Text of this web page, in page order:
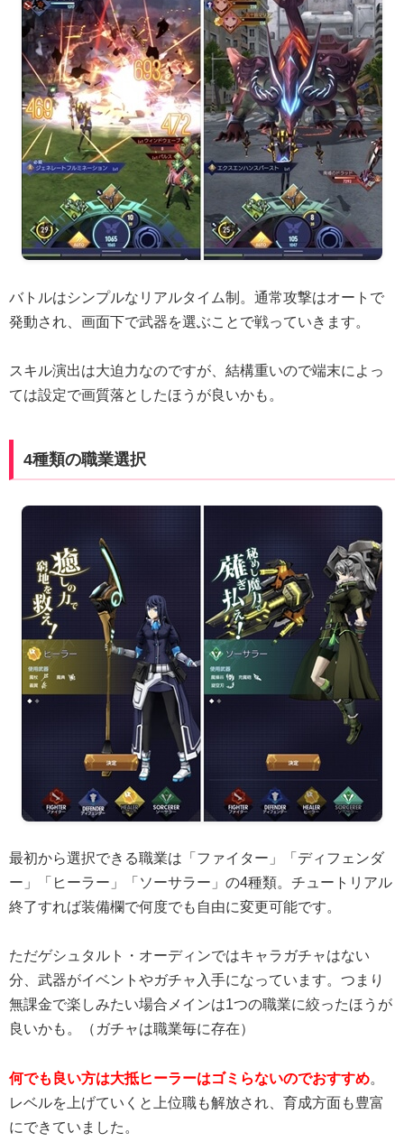
バトルはシンプルなリアルタイム制。通常攻撃はオートで
発動され、画面下で武器を選ぶことで戦っていきます。
スキル演出は大迫力なのですが、結構重いので端末によっ
ては設定で画質落としたほうが良いかも。
4種類の職業選択
最初から選択できる職業は「ファイター」「ディフェンダ
ー」「ヒーラー」「ソーサラー」の4種類。チュートリアル
終了すれば装備欄で何度でも自由に変更可能です。
ただゲシュタルト・オーディンではキャラガチャはない
分、武器がイベントやガチャ入手になっています。つまり
無課金で楽しみたい場合メインは1つの職業に絞ったほうが
良いかも。（ガチャは職業毎に存在）
何でも良い方は大抵ヒーラーはゴミらないのでおすすめ。
レベルを上げていくと上位職も解放され、育成方面も豊富
にできていました。